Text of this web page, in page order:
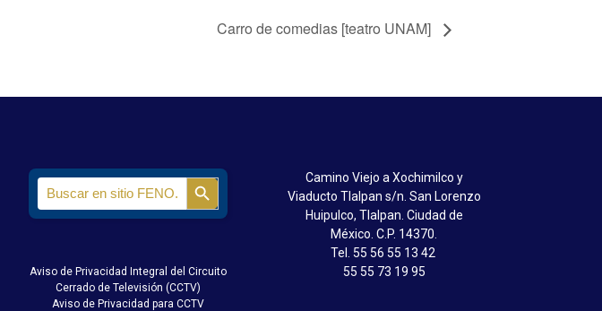
Carro de comedias [teatro UNAM]
Search
for:
Search Button
Aviso de Privacidad Integral del Circuito
Cerrado de Televisión (CCTV)
Aviso de Privacidad para CCTV
Camino Viejo a Xochimilco y
Viaducto Tlalpan s/n. San Lorenzo
Huipulco, Tlalpan. Ciudad de
México. C.P. 14370.
Tel. 55 56 55 13 42
55 55 73 19 95